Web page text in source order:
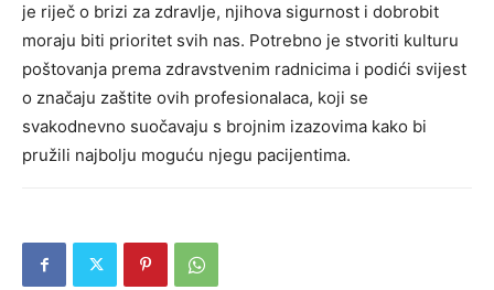
je riječ o brizi za zdravlje, njihova sigurnost i dobrobit
moraju biti prioritet svih nas. Potrebno je stvoriti kulturu
poštovanja prema zdravstvenim radnicima i podići svijest
o značaju zaštite ovih profesionalaca, koji se
svakodnevno suočavaju s brojnim izazovima kako bi
pružili najbolju moguću njegu pacijentima.